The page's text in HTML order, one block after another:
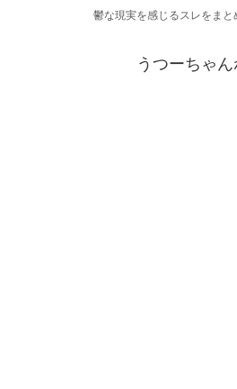
鬱な現実を感じるスレをまと
うつーちゃん